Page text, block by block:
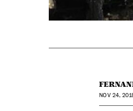
NOV24,